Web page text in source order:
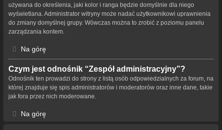
używana do określenia, jaki kolor i ranga będzie domyślnie dla niego
wyświetlana. Administrator witryny może nadać użytkownikowi uprawnienia
do zmiany domyślnej grupy. Wówczas można to zrobić z poziomu panelu
zarządzania kontem.
Na górę
Czym jest odnośnik “Zespół administracyjny”?
Odnośnik ten prowadzi do strony z listą osób odpowiedzialnych za forum, na
której znajduje się spis administratorów i moderatorów oraz inne dane, takie
jak fora przez nich moderowane.
Na górę